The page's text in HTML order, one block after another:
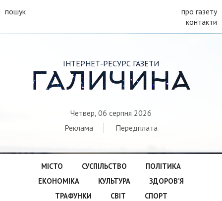
пошук
про газету
контакти
ІНТЕРНЕТ-РЕСУРС ГАЗЕТИ
ГАЛИЧИНА
Четвер, 06 серпня 2026
Реклама
Передплата
МІСТО СУСПІЛЬСТВО
ПОЛІТИКА
ЕКОНОМІКА
КУЛЬТУРА
ЗДОРОВ’Я
ТРАФУНКИ
СВІТ
СПОРТ